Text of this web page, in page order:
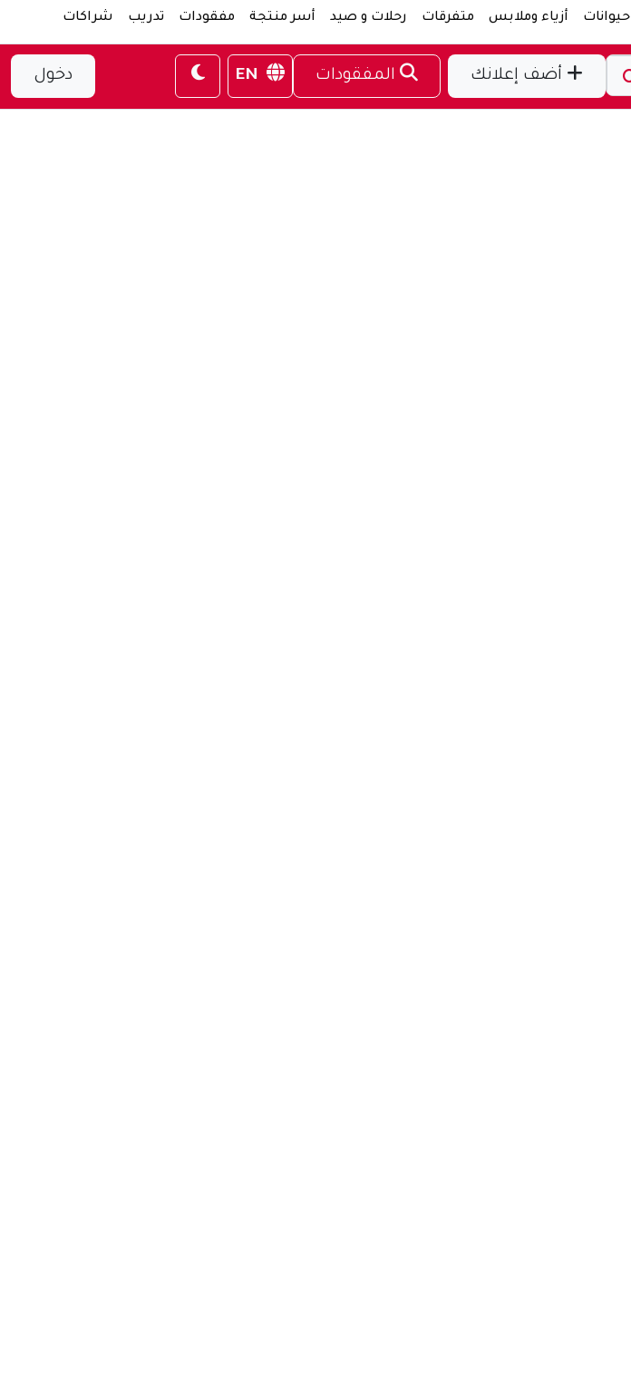
حيوانات أزياء وملابس متفرقات رحلات و صيد أسر منتجة مفقودات تدريب شراكات
أضف إعلانك المفقودات دخول